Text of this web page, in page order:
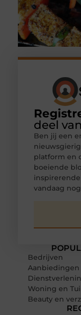
Bedrijven
Aanbiedingen
Woning en
Beauty en
deel
Ben jij een
platform en
boeiende
vandaag